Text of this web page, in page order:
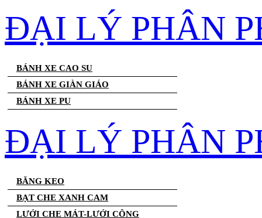
ĐẠI LÝ PHÂN
BÁNH XE CAO SU
BÁNH XE GIÀN GIÁO
BÁNH XE PU
ĐẠI LÝ PHÂN
BĂNG KEO
BẠT CHE XANH CAM
LƯỚI CHE MÁT-LƯỚI CÔNG